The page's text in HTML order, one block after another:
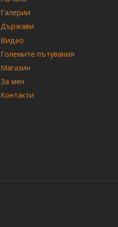
Галерии
Държави
Видео
Големите пътувания
Магазин
За мен
Контакти